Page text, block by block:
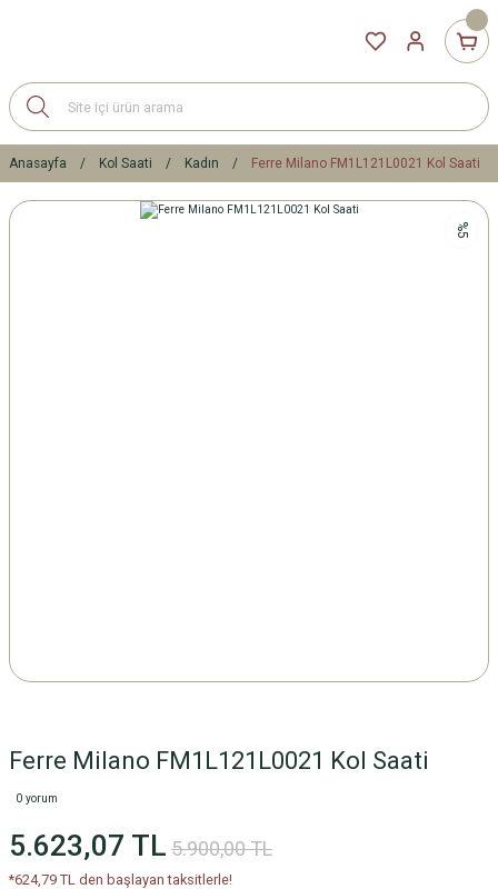
Anasayfa Kol Saati Kadın Ferre Milano FM1L121L0021 Kol Saati
%5
Ferre Milano FM1L121L0021 Kol Saati
0 yorum
5.623,07 TL 5.900,00 TL
*624,79 TL den başlayan taksitlerle!